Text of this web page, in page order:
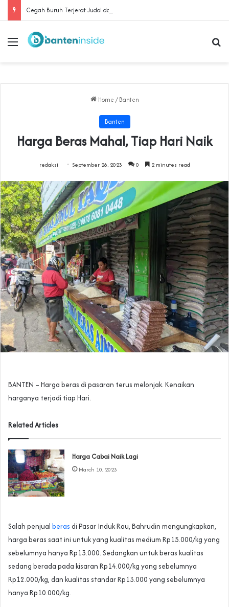
Menu
Home / Banten
Banten
Harga Beras Mahal, Tiap Hari Naik
redaksi September 26, 2023 0 2 minutes read
BANTEN – Harga beras di pasaran terus melonjak. Kenaikan
harganya terjadi tiap Hari.
Related Articles
Harga Cabai Naik Lagi
March 10, 2023
Salah penjual beras di Pasar Induk Rau, Bahrudin mengungkapkan,
harga beras saat ini untuk yang kualitas medium Rp15.000/kg yang
sebelumnya hanya Rp13.000. Sedangkan untuk beras kualitas
sedang berada pada kisaran Rp14.000/kg yang sebelumnya
Rp12.000/kg, dan kualitas standar Rp13.000 yang sebelumnya
hanya Rp10.000/kg.